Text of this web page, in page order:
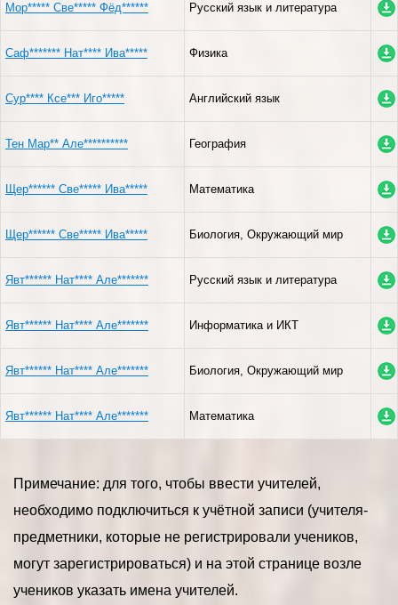
Мор***** Све***** Фёд****** Русский язык и литература
Саф******* Нат**** Ива***** Физика
Сур**** Ксе*** Иго***** Английский язык
Тен Мар** Але********** География
Щер****** Све***** Ива***** Математика
Щер****** Све***** Ива***** Биология, Окружающий мир
Явт****** Нат**** Але******* Русский язык и литература
Явт****** Нат**** Але******* Информатика и ИКТ
Явт****** Нат**** Але******* Биология, Окружающий мир
Явт****** Нат**** Але******* Математика
Примечание: для того, чтобы ввести учителей,
необходимо подключиться к учётной записи (учителя-
предметники, которые не регистрировали учеников,
могут зарегистрироваться) и на этой странице возле
учеников указать имена учителей.